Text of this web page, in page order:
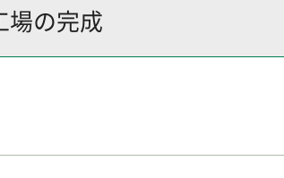
場の完成